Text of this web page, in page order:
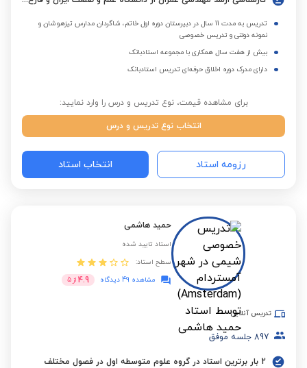
تدریس به مدت 11 سال در دبیرستان دوره اول خاتم، شاگردان مدارس تیزهوشان و
نمونه دولتی و تدریس خصوصی
بیش از هفت سال همکاری با مجموعه استادبانک
دارای مدرک دوره اخلاق حرفه‌ای تدریس استادبانک
برای مشاهده قیمت، نوع تدریس و درس را وارد نمایید:
انتخاب نوع تدریس و درس
رزومه استاد انتخاب استاد
حمید هاشمی
استاد تایید شده
سطح استاد:
مشاهده 49 دیدگاه
4.9 از 5
تدریس آنلاین
897 جلسه موفق
2 بار برترین استاد در گروه علوم متوسطه اول در فصول مختلف